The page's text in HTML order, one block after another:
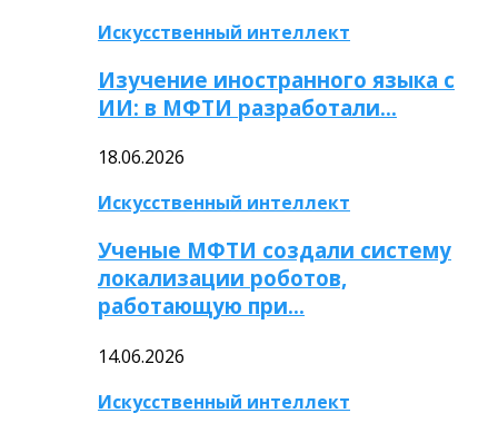
Искусственный интеллект
Изучение иностранного языка с
ИИ: в МФТИ разработали…
18.06.2026
Искусственный интеллект
Ученые МФТИ создали систему
локализации роботов,
работающую при…
14.06.2026
Искусственный интеллект